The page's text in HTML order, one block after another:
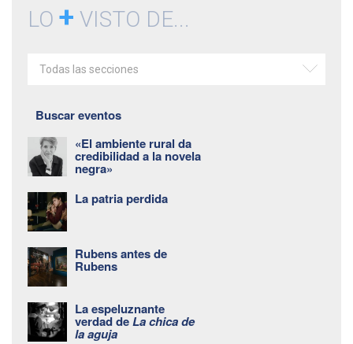
LO + VISTO DE...
Todas las secciones
Buscar eventos
«El ambiente rural da
credibilidad a la novela
negra»
La patria perdida
Rubens antes de
Rubens
La espeluznante
verdad deLa chica de
la aguja